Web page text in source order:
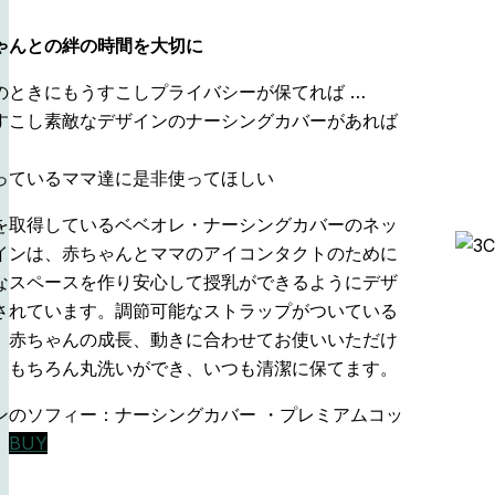
んとの絆の時間を大切に
ときにもうすこしプライバシーが保てれば …
こし素敵なデザインのナーシングカバーがあれば
ているママ達に是非使ってほしい
取得しているベベオレ・ナーシングカバーのネッ
ンは、赤ちゃんとママのアイコンタクトのために
スペースを作り安心して授乳ができるようにデザ
れています。調節可能なストラップがついている
赤ちゃんの成長、動きに合わせてお使いいただけ
もちろん丸洗いができ、いつも清潔に保てます。
のソフィー：ナーシングカバー ・プレミアムコッ
BUY